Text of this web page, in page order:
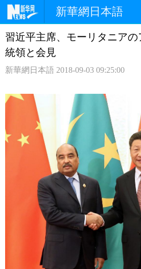
新華網日本語
ホームページ 政治
中日対訳
習近平主席、モーリタニア
統領と会見
新華網日本語 2018-09-03 09:25:00